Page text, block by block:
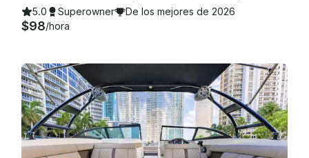
5.0 Superowner De los mejores de 2026
$98/hora